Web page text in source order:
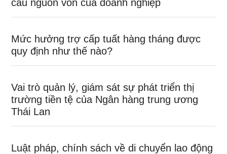
cấu nguồn vốn của doanh nghiệp
Mức hưởng trợ cấp tuất hàng tháng được
quy định như thế nào?
Vai trò quản lý, giám sát sự phát triển thị
trường tiền tệ của Ngân hàng trung ương
Thái Lan
Luật pháp, chính sách về di chuyển lao động